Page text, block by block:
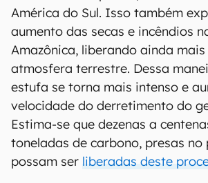
metros. O Ártico é uma peça
controle da temperatura da Terra
tanta água doce e fria no
provoca uma diminuição na
oceano.
Com isto, os impactos se
Antártida, afetando
climáticos complexos, como a
América do Sul. Isso também